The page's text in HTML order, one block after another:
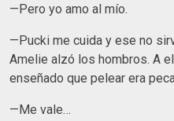
—Pero yo amo al mío.
—Pucki me cuida y ese no
Amelie alzó los hombros. A
enseñado que pelear era
—Me vale…